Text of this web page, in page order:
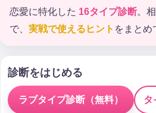
恋愛に特化した 16タイプ診断。
で、 実戦で使えるヒント をまとめ
診断をはじめる
ラブタイプ診断（無料） タ